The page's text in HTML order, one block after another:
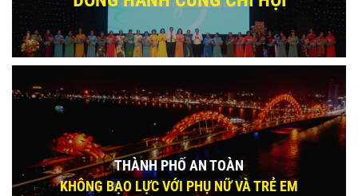
THÀNH PHỐ AN TOÀN
KHÔNG BẠO LỰC VỚI PHỤ NỮ VÀ TRẺ EM